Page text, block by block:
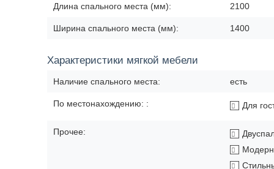
Длина спального места (мм): 2100
Ширина спального места (мм): 1400
Характеристики мягкой мебели
Наличие спального места: есть
По местонахождению: : Для
Прочее:
Модерн